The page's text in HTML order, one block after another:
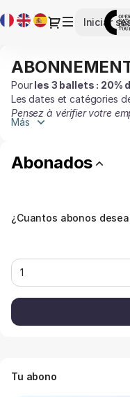
Idioma
Diálogo
Iniciar
abonados
Orchestre
national
du
Toulouse
ABONNEMENT
BALLET
Pourles 3 ballets : 20%
Les dates et catégories
Pensez à vérifier votre
valider le panier.
Más
Abonados
¿Cuantos abonos
Tu abono